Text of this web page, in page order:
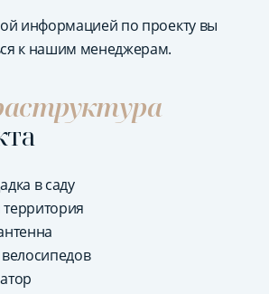
информацией по проекту вы
к нашим менеджерам.
в саду